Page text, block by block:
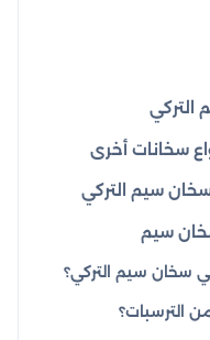
التركي
سخانات أخرى
سيم التركي
سيم
سخان سيم التركي؟
الترسبات؟